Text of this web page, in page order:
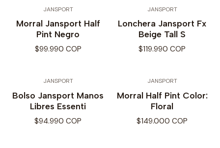
JANSPORT
Morral Jansport Half
Pint Negro
$99.990 COP
JANSPORT
Lonchera Jansport Fx
Beige Tall S
$119.990 COP
JANSPORT
Bolso Jansport Manos
Libres Essenti
$94.990 COP
JANSPORT
Morral Half Pint Color:
Floral
$149.000 COP